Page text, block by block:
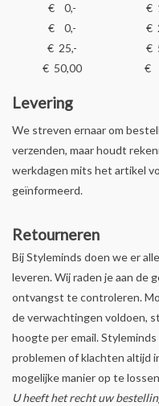
€ 0,-
€
€ 0,-
€
€ 25,-
€
€ 50,00
€
Levering
We streven ernaar om
verzenden, maar houdt
werkdagen mits het artikel
geïnformeerd.
Retourneren
Bij Styleminds doen we er
leveren. Wij raden je aan de
ontvangst te controleren.
de verwachtingen voldoen,
hoogte per email.
problemen of klachten altijd
mogelijke manier op te
U heeft het recht uw